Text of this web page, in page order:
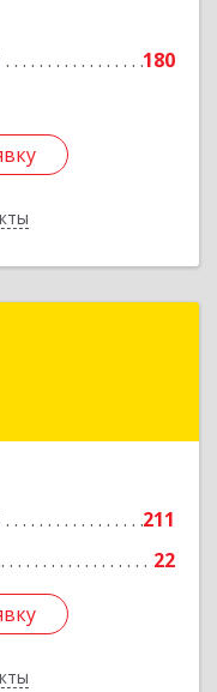
180
211
22
р-н, Орел г,